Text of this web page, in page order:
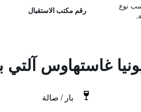
نوع
رقم مكتب الاستقبال
غاستهاوس
بار / صالة